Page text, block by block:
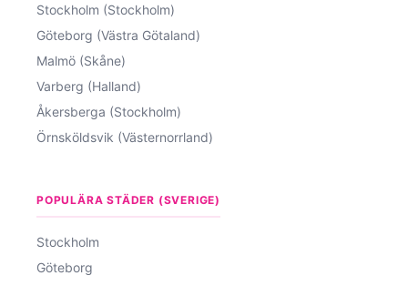
Stockholm (Stockholm)
Göteborg (Västra Götaland)
Malmö (Skåne)
Varberg (Halland)
Åkersberga (Stockholm)
Örnsköldsvik (Västernorrland)
POPULÄRA STÄDER (SVERIGE)
Stockholm
Göteborg